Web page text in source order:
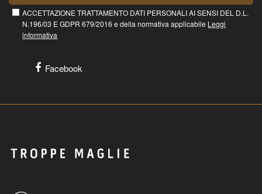
ACCETTAZIONE TRATTAMENTO DATI PERSONALI AI SENSI DEL D.L.
N.196/03 E GDPR 679/2016 e della normativa applicabile Leggi
informativa
Facebook